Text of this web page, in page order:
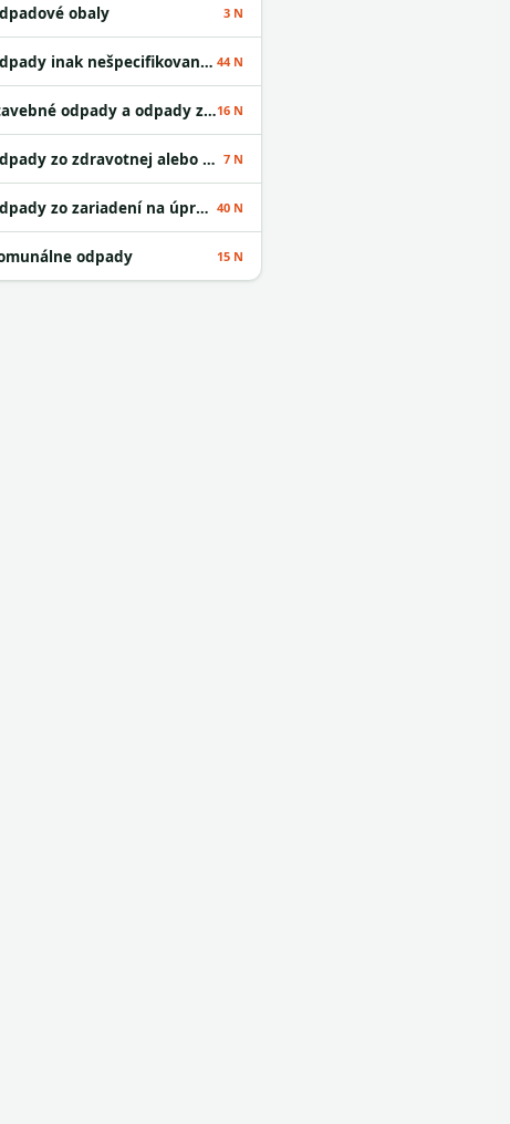
obaly 3 N
Odpady inak nešpecifikované v tomto katalógu 44 N
Stavebné odpady a odpady z demolácií vrátane výkopovej zeminy z kontaminovaných miest16 N
Odpady zo zdravotnej alebo veterinárnej starostlivosti alebo s nimi súvisiaceho výskumu okrem kuchynských a reštauračných odpadov 7 N
Odpady zo zariadení na úpravu odpadu 40 N
odpady 15 N